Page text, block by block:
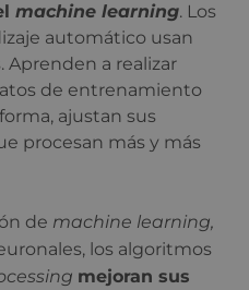
machine learning. Los
automático usan
a realizar
de entrenamiento
ajustan sus
procesan más y más
de machine learning,
los algoritmos
mejoran sus